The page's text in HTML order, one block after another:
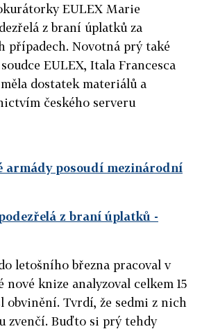
EULEX Marie
z braní úplatků za
případech. Novotná prý také
EULEX, Itala Francesca
dostatek materiálů a
českého serveru
armády posoudí mezinárodní
z braní úplatků -
letošního března pracoval v
knize analyzoval celkem 15
obvinění. Tvrdí, že sedmi z nich
zvenčí. Buďto si prý tehdy